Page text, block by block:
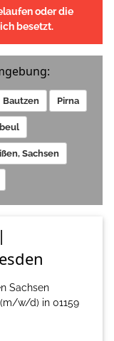
oder die
besetzt.
Bautzen Pirna
Sachsen
Sachsen
w/d) in 01159